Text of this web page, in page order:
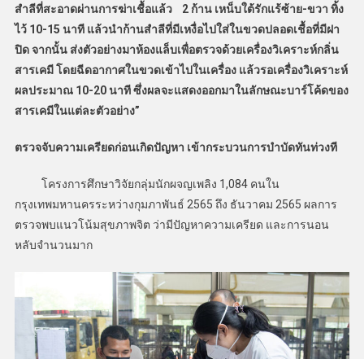
สำลีที่สะอาดผ่านการฆ่าเชื้อแล้ว 2 ก้าน เหน็บใต้รักแร้ซ้าย-ขวา ทิ้ง
ไว้ 10-15 นาที แล้วนำก้านสำลีที่มีเหงื่อไปใส่ในขวดปลอดเชื้อที่มีฝา
ปิด จากนั้น ส่งตัวอย่างมาห้องแล็บเพื่อตรวจด้วยเครื่องวิเคราะห์กลิ่น
สารเคมี โดยฉีดอากาศในขวดเข้าไปในเครื่อง แล้วรอเครื่องวิเคราะห์
ผลประมาณ 10-20 นาที ซึ่งผลจะแสดงออกมาในลักษณะบาร์โค้ดของ
สารเคมีในแต่ละตัวอย่าง”
ตรวจจับความเครียดก่อนเกิดปัญหา เข้ากระบวนการบำบัดทันท่วงที
โครงการศึกษาวิจัยกลุ่มนักผจญเพลิง 1,084 คนใน
กรุงเทพมหานครระหว่างกุมภาพันธ์ 2565 ถึง ธันวาคม 2565 ผลการ
ตรวจพบแนวโน้มสุขภาพจิต ว่ามีปัญหาความเครียด และการนอน
หลับจำนวนมาก